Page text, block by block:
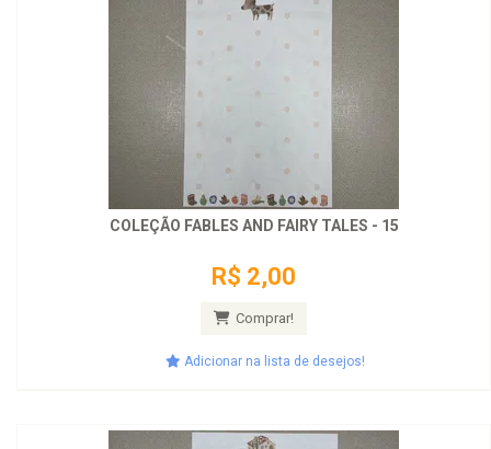
COLEÇÃO FABLES AND FAIRY TALES - 15
R$ 2,00
Comprar!
Adicionar na lista de desejos!